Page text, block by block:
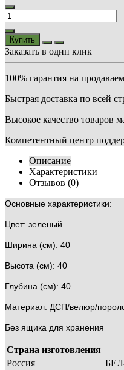
Купить
Заказать в один клик
100% гарантия на
Быстрая доставка по всей
Высокое качество товаров
Компетентный центр
Описание
Характеристики
Отзывов (0)
Основные характеристики:
Цвет: зеленый
Ширина (см): 40
Высота (см): 40
Глубина (см): 40
Материал: ДСП/велюр/
Без ящика для хранения
Страна изготовления
Россия